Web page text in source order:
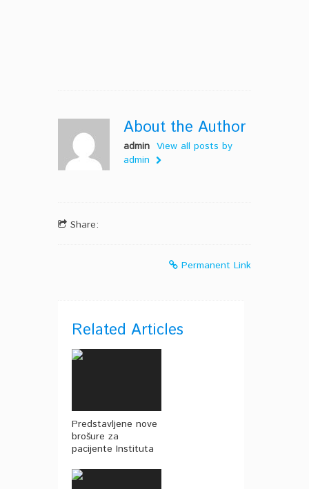
About the Author
admin View all posts by
admin
Share:
Permanent Link
Related Articles
Predstavljene nove
brošure za
pacijente Instituta